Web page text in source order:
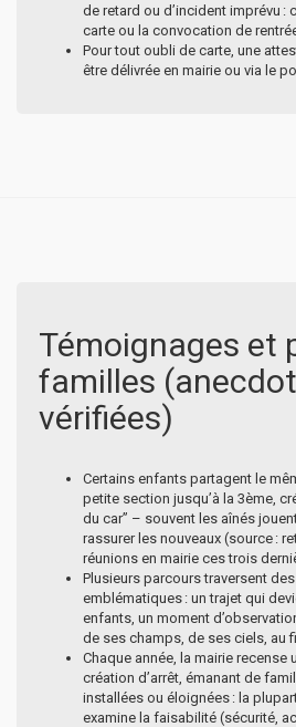
de retard ou d’incident imprévu :
carte ou la convocation de
Pour tout oubli de carte, une
être délivrée en mairie ou via le
Témoignages et
familles
vérifiées)
Certains enfants partagent le
petite section jusqu’à la 3ème,
du car” – souvent les aînés
rassurer les nouveaux (source :
réunions en mairie ces trois
Plusieurs parcours traversent
emblématiques : un trajet qui
enfants, un moment
de ses champs, de ses ciels, au
Chaque année, la mairie recense
création d’arrêt, émanant de
installées ou éloignées : la
examine la faisabilité (sécurité,